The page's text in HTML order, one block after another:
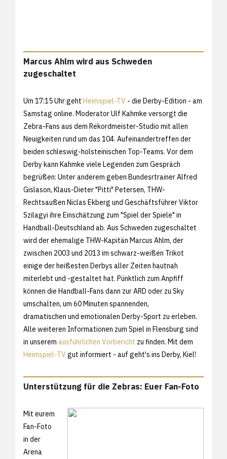
Marcus Ahlm wird aus Schweden
zugeschaltet
Um 17:15 Uhr geht Heimspiel-TV - die Derby-Edition - am
Samstag online. Moderator Ulf Kahmke versorgt die
Zebra-Fans aus dem Rekordmeister-Studio mit allen
Neuigkeiten rund um das 104. Aufeinandertreffen der
beiden schleswig-holsteinischen Top-Teams. Vor dem
Derby kann Kahmke viele Legenden zum Gespräch
begrüßen: Unter anderem geben Bundesrtrainer Alfred
Gislason, Klaus-Dieter "Pitti" Petersen, THW-
Rechtsaußen Niclas Ekberg und Geschäftsführer Viktor
Szilagyi ihre Einschätzung zum "Spiel der Spiele" in
Handball-Deutschland ab. Aus Schweden zugeschaltet
wird der ehemalige THW-Kapitän Marcus Ahlm, der
zwischen 2003 und 2013 im schwarz-weißen Trikot
einige der heißesten Derbys aller Zeiten hautnah
miterlebt und -gestaltet hat. Pünktlich zum Anpfiff
können die Handball-Fans dann zur ARD oder zu Sky
umschalten, um 60 Minuten spannenden,
dramatischen und emotionalen Derby-Sport zu erleben.
Alle weiteren Informationen zum Spiel in Flensburg sind
in unserem ausführlichen Vorbericht zu finden. Mit dem
Heimspiel-TV gut informiert - auf geht's ins Derby, Kiel!
Unterstützung für die Zebras: Euer Fan-Foto
Mit eurem
Fan-Foto
in der
Arena